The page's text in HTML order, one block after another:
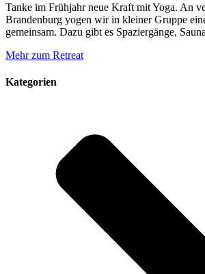
Tanke im Frühjahr neue Kraft mit Yoga. An
Brandenburg yogen wir in kleiner Gruppe
gemeinsam. Dazu gibt es Spaziergänge,
Mehr zum Retreat
Kategorien